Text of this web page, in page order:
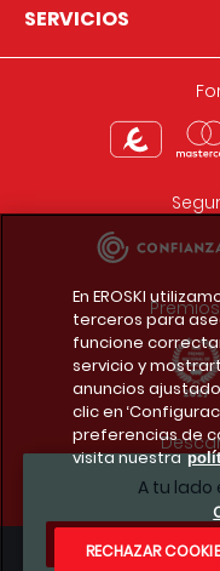
A tu
SERVICIOS
En EROSKI
terceros para
funcione
servicio y
anuncios
clic en
preferencias de
visita nuestra
RECHAZAR